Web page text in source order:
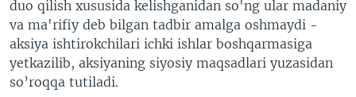
duo qilish xususida kelishganidan so'ng ular madaniy
va ma'rifiy deb bilgan tadbir amalga oshmaydi -
aksiya ishtirokchilari ichki ishlar boshqarmasiga
yetkazilib, aksiyaning siyosiy maqsadlari yuzasidan
so’roqqa tutiladi.